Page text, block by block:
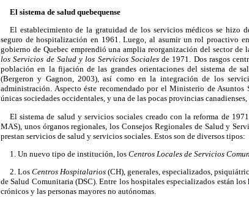
El sistema de salud quebequense
El establecimiento de la gratuidad de los servicios médicos se hizo
seguro de hospitalización en 1961. Luego, al asumir un rol proactivo
gobierno de Quebec emprendió una amplia reorganización del sector de
los Servicios de Salud y los Servicios Sociales de 1971. Dos rasgos
población en la fijación de las grandes orientaciones del sistema de
(Bergeron y Gagnon, 2003), así como en la integración de los
administración. Aspecto éste recomendado por el Ministerio de
únicas sociedades occidentales, y una de las pocas provincias
El sistema de salud y servicios sociales creado con la reforma de
MAS), unos órganos regionales, los Consejos Regionales de Salud y
prestan servicios de salud y servicios sociales. Estos son de diversos tipos:
1. Un nuevo tipo de institución, los Centros Locales de Servicios
2. LosCentros Hospitalarios(CH), generales, especializados,
de Salud Comunitaria (DSC). Entre los hospitales especializados están
crónicos y las personas mayores no autónomas.